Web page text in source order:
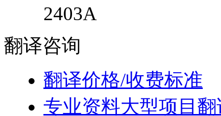
2403A
翻译咨询
翻译价格/收费标准
专业资料大型项目翻